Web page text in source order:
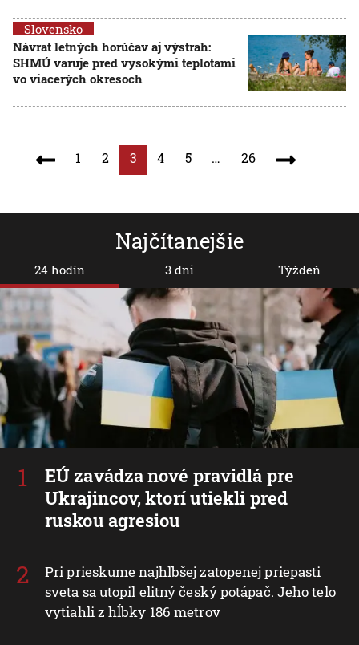
Slovensko
Návrat letných horúčav aj výstrah:
SHMÚ varuje pred vysokými teplotami
vo viacerých okresoch
1 2 3 4 5 … 26
Najčítanejšie
24 hodín
EÚ zavádza nové pravidlá pre
Ukrajincov, ktorí utiekli pred
ruskou agresiou
Pri prieskume najhlbšej zatopenej priepasti
sveta sa utopil elitný český potápač. Jeho telo
vytiahli z hĺbky 186 metrov
3 dni Týždeň